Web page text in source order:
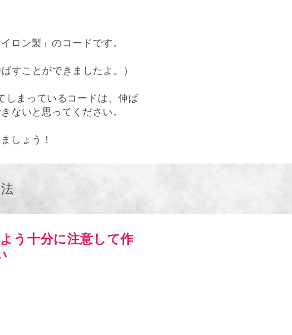
ロン製」のコードです。
すことができましたよ。）
しまっているコードは、伸ば
ないと思ってください。
しょう！
う十分に注意して作